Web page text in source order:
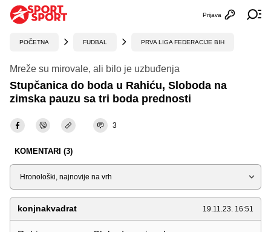
Otvori
Prijava
POČETNA FUDBAL PRVA LIGA FEDERACIJE BIH
Mreže su mirovale, ali bilo je uzbuđenja
Stupčanica do boda u Rahiću, Sloboda na
zimska pauzu sa tri boda prednosti
3
KOMENTARI (3)
Sortiraj
konjnakvadrat 19.11.23. 16:51